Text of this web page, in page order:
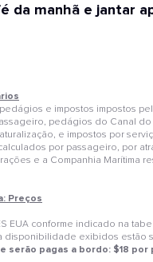
da manhã e jantar
e impostos impostos
pedágios do Canal
e impostos por
por passageiro, por
e a Companhia
Preços
EUA conforme indicado na
disponibilidade exibidos estão
serão pagas a bordo: $18